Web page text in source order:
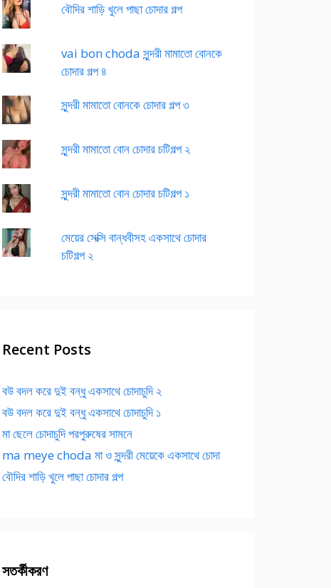
বৌদির শাড়ি খুলে পাছা চোদার গল্প
vai bon choda সুন্দরী মামাতো বোনকে
চোদার গল্প ৪
সুন্দরী মামাতো বোনকে চোদার গল্প ৩
সুন্দরী মামাতো বোন চোদার চটিগল্প ২
সুন্দরী মামাতো বোন চোদার চটিগল্প ১
মেয়ের সেক্সি বান্ধবীসহ একসাথে চোদার
চটিগল্প ২
Recent Posts
বউ বদল করে দুই বন্ধু একসাথে চোদাচুদি ২
বউ বদল করে দুই বন্ধু একসাথে চোদাচুদি ১
মা ছেলে চোদাচুদি পরপুরুষের সামনে
ma meye choda মা ও সুন্দরী মেয়েকে একসাথে চোদা
বৌদির শাড়ি খুলে পাছা চোদার গল্প
সতর্কীকরণ